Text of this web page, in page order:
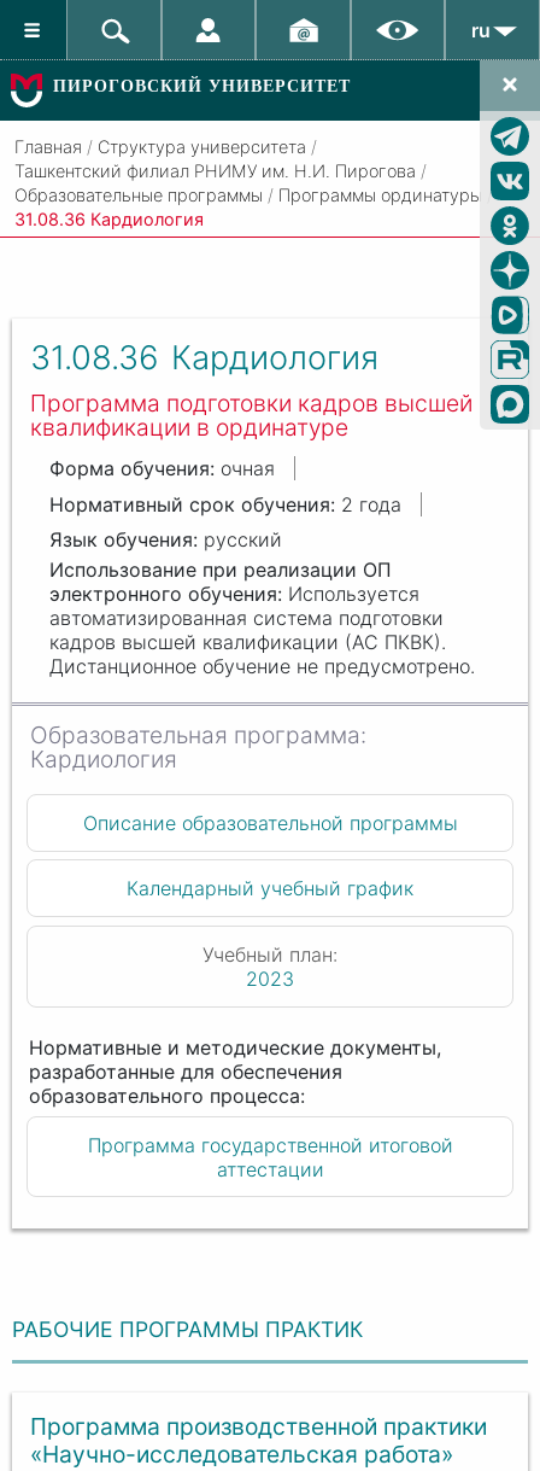
ru
ПИРОГОВСКИЙ УНИВЕРСИТЕТ
Главная / Структура университета /
Ташкентский филиал РНИМУ им. Н.И. Пирогова /
Образовательные программы / Программы ординатуры /
31.08.36 Кардиология
31.08.36 Кардиология
Программа подготовки кадров высшей
квалификации в ординатуре
очная
2 года
русский
Используется
автоматизированная система подготовки
кадров высшей квалификации (АС ПКВК).
Дистанционное обучение не предусмотрено.
Кардиология
Описание образовательной программы
Календарный учебный график
Учебный план:
2023
Программа государственной итоговой
аттестации
РАБОЧИЕ ПРОГРАММЫ ПРАКТИК
Программа производственной практики
«Научно-исследовательская работа»